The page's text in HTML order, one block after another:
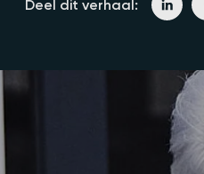
Deel dit verhaal: